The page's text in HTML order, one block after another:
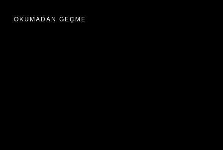
OKUMADAN GEÇME